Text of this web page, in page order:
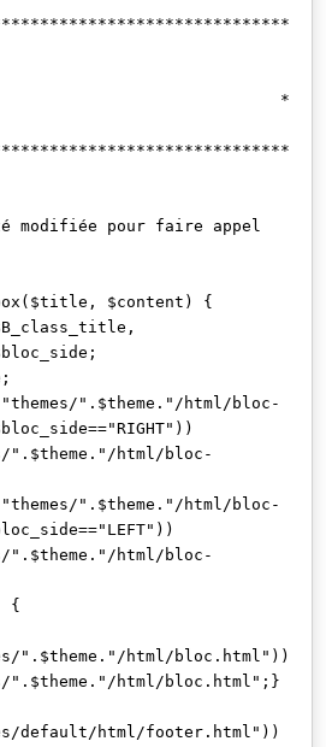
*
modifiée pour faire appel
$content) {
".$theme."/html/bloc-
".$theme."/html/bloc-
".$theme."/html/bloc-
".$theme."/html/bloc-
{
".$theme."/html/bloc.html"))
".$theme."/html/bloc.html";}
default/html/footer.html"))